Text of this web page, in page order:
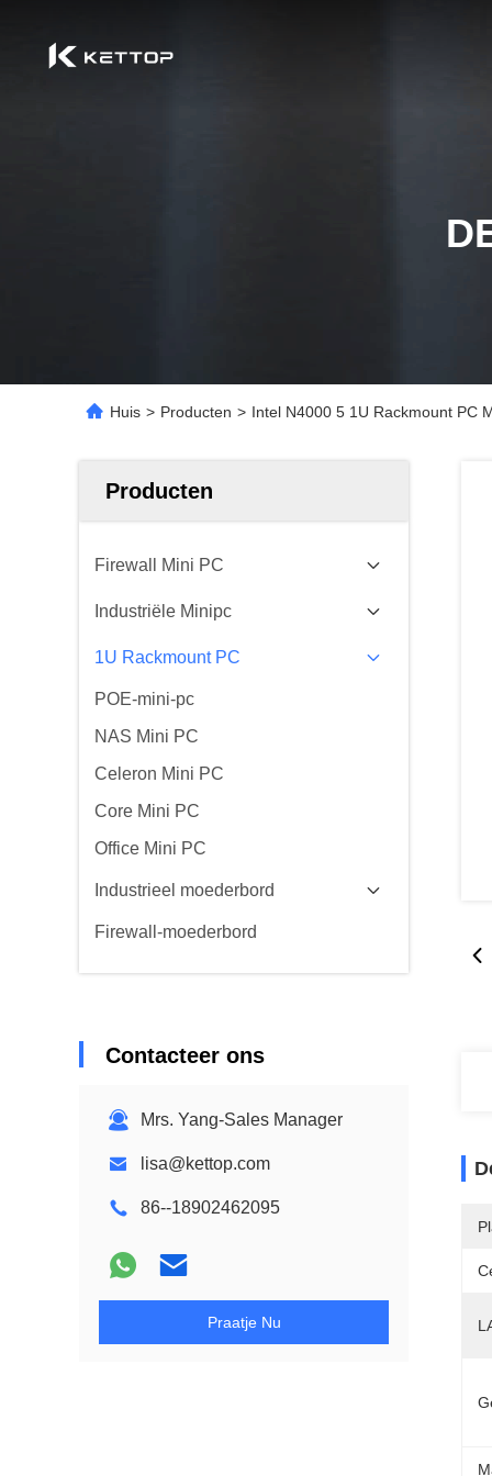
Huis > Producten > Intel N4000 5 1U Rackmount PC
Producten
Firewall Mini PC
Industriële Minipc
1U Rackmount PC
POE-mini-pc
NAS Mini PC
Celeron Mini PC
Core Mini PC
Office Mini PC
Industrieel moederbord
Firewall-moederbord
Contacteer ons
Mrs. Yang-Sales Manager
lisa@kettop.com
86--18902462095
Praatje Nu